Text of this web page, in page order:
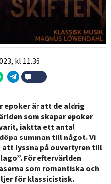
kl 11.36
epoker är att de aldrig
som skapar epoker
iaktta ett antal
summan till något. Vi
lyssna på ouvertyren till
För eftervärlden
som romantiska och
för klassicistisk.